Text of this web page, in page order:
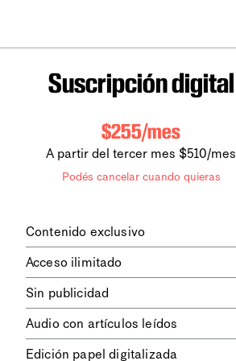
Suscripción digital
$255/mes
A partir del tercer mes $510/mes
Podés cancelar cuando quieras
Contenido exclusivo
digitales dela diaria
los contenidos de Le Monde
diplomatique.
Acceso ilimitado
contenidos.
Sin publicidad
publicitarios.
Audio con artículos leídos
Edición papel digitalizada